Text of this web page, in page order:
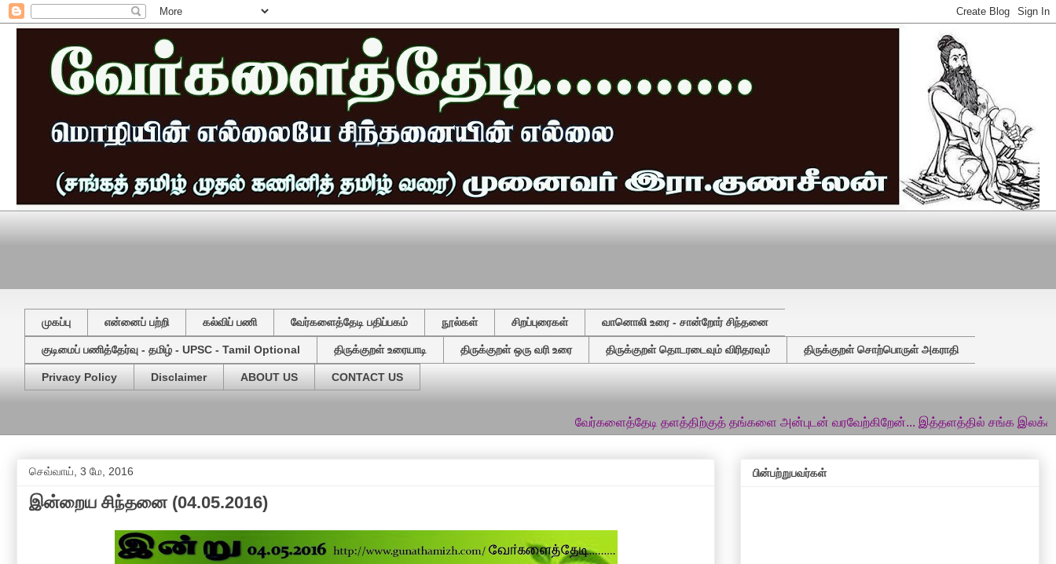
முகப்பு என்னைப் பற்றி கல்விப் பணி வேர்களைத்தேடி பதிப்பகம் நூல்கள் சிறப்புரைகள் வானொலி உரை - சான்றோர் சிந்தனை
குடிமைப் பணித்தேர்வு - தமிழ் - UPSC - Tamil Optional திருக்குறள் உரையாடி திருக்குறள் ஒரு வரி உரை திருக்குறள் தொடரடைவும் விரிதரவும் திருக்குறள் சொற்பொருள் அகராதி
Privacy Policy Disclaimer ABOUT US CONTACT US
வேர்களைத்தேடி தளத்திற்குத் தங்களை அன்புடன் வரவேற்கிறேன்... இத்தளத்தில் சங்க இலக்கியம்,
செவ்வாய், 3 மே, 2016
இன்றைய சிந்தனை (04.05.2016)
பின்பற்றுபவர்கள்